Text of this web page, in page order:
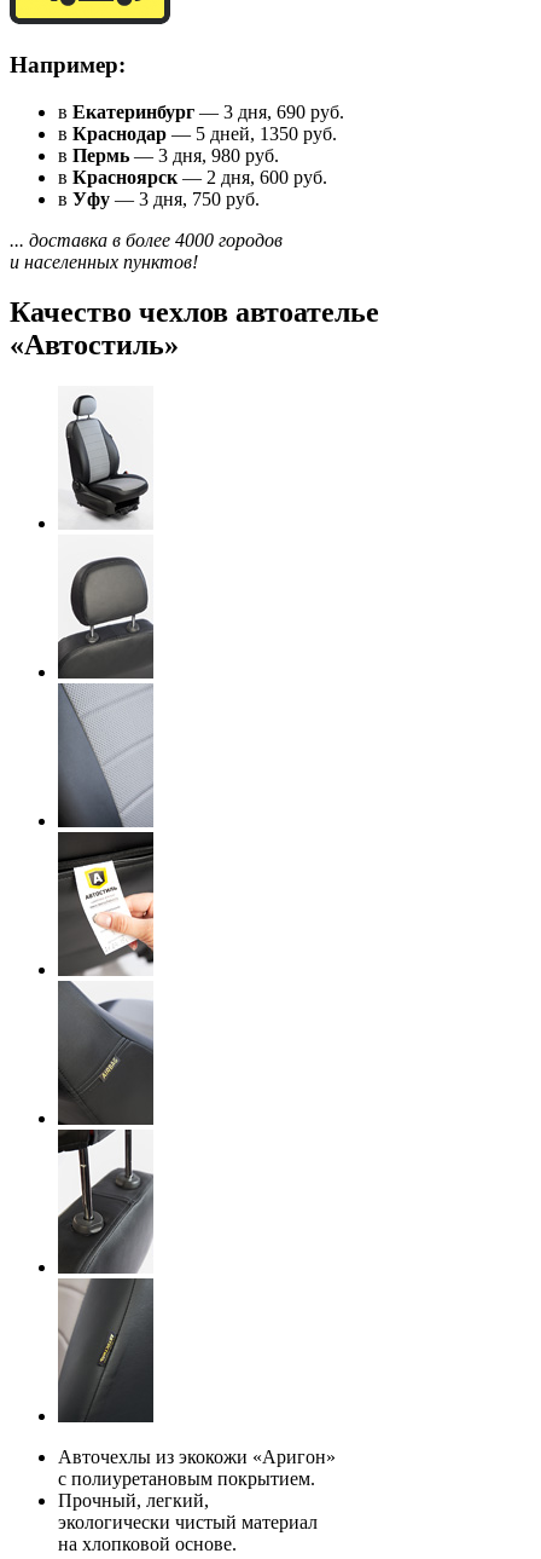
Например:
в Екатеринбург — 3 дня, 690 руб.
в Краснодар — 5 дней, 1350 руб.
в Пермь — 3 дня, 980 руб.
в Красноярск — 2 дня, 600 руб.
в Уфу — 3 дня, 750 руб.
... доставка в более 4000 городов
и населенных пунктов!
Качество чехлов автоателье
«Автостиль»
Авточехлы из экокожи «Аригон»
с полиуретановым покрытием.
Прочный, легкий,
экологически чистый материал
на хлопковой основе.